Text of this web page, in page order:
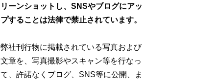
リーンショットし、SNSやブログにアッ
プすることは法律で禁止されています。
弊社刊行物に掲載されている写真および
文章を、写真撮影やスキャン等を行なっ
て、許諾なくブログ、SNS等に公開、ま